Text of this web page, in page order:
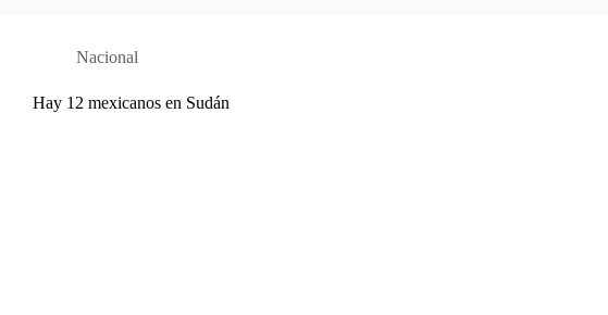
Nacional
Hay 12 mexicanos en Sudán